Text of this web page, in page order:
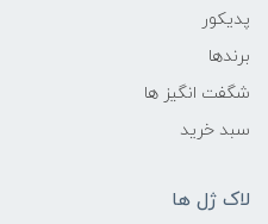
پدیکور
برندها
شگفت انگیز ها
سبد خرید
لاک ژل ها